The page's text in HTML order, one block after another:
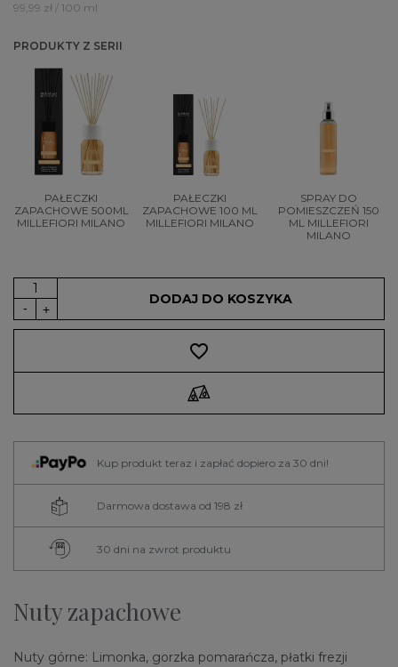
99,99 zł / 100 ml
PRODUKTY Z SERII
PAŁECZKI
ZAPACHOWE 500ML
MILLEFIORI MILANO
PAŁECZKI
ZAPACHOWE 100 ML
MILLEFIORI MILANO
SPRAY DO
POMIESZCZEŃ 150
ML MILLEFIORI
MILANO
DODAJ DO KOSZYKA
favorite_border
Kup produkt teraz i zapłać dopiero za 30 dni!
Darmowa dostawa od 198 zł
30 dni na zwrot produktu
Nuty zapachowe
Nuty górne: Limonka, gorzka pomarańcza, płatki frezji